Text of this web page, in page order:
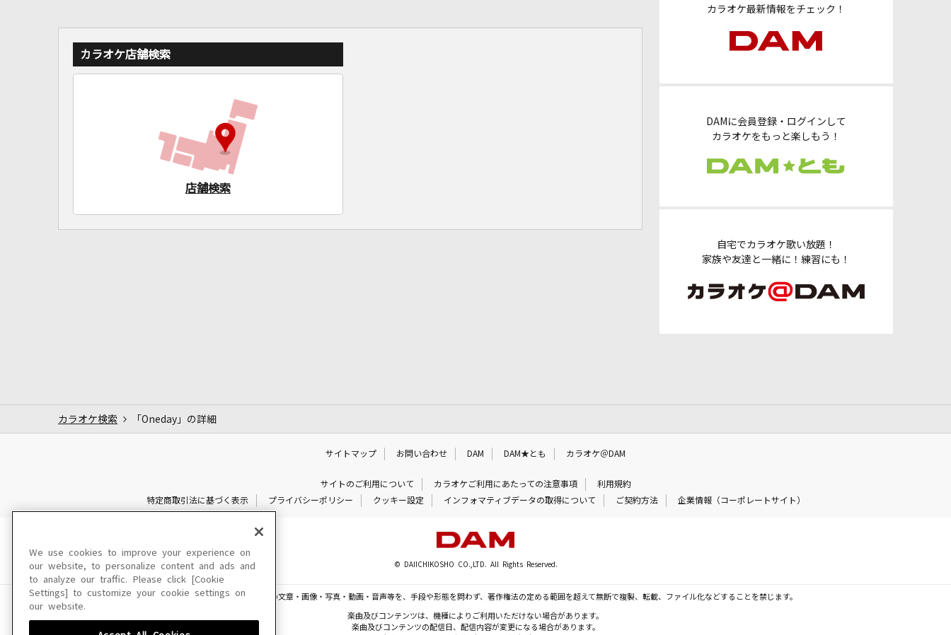
カラオケ最新情報をチェック！
DAMに会員登録・ログインして
カラオケをもっと楽しもう！
自宅でカラオケ歌い放題！
家族や友達と一緒に！練習にも！
カラオケ店舗検索
店舗検索
カラオケ検索 「Oneday」の詳細
サイトマップ お問い合わせ DAM DAM★とも カラオケ＠DAM
サイトのご利用について カラオケご利用にあたっての注意事項
利用規約
特定商取引法に基づく表示
プライバシーポリシー クッキー設定 インフォマティブデータの取得について ご契約方法 企業情報（コーポレートサイト）
© DAIICHIKOSHO CO.,LTD. All Rights Reserved.
このサイトに掲載されている一切の文章・画像・写真・動画・音声等を、手段や形態を問わず、著作権法の定める範囲を超えて無断で複製、転載、ファイル化などすることを禁じます。
楽曲及びコンテンツは、機種によりご利用いただけない場合があります。
楽曲及びコンテンツの配信日、配信内容が変更になる場合があります。
We use cookies to improve your experience on
our website, to personalize content and ads and
to analyze our traffic. Please click [Cookie
Settings] to customize your cookie settings on
our website.